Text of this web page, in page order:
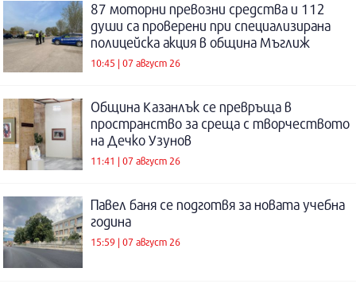
87 моторни превозни средства и 112
души са проверени при специализирана
полицейска акция в община Мъглиж
10:45 | 07 август 26
Община Казанлък се превръща в
пространство за среща с творчеството
на Дечко Узунов
11:41 | 07 август 26
Павел баня се подготвя за новата учебна
година
15:59 | 07 август 26